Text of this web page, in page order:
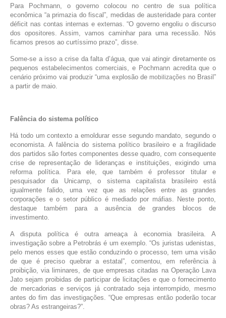
Para Pochmann, o governo colocou no centro de sua política
econômica “a primazia do fiscal”, medidas de austeridade para conter
déficit nas contas internas e externas. “O governo engoliu o discurso
dos opositores. Assim, vamos caminhar para uma recessão. Nós
ficamos presos ao curtíssimo prazo”, disse.
Some-se a isso a crise da falta d’água, que vai atingir diretamente os
pequenos estabelecimentos comerciais, e Pochmann acredita que o
cenário próximo vai produzir “uma explosão demobilizações no Brasil”
a partir de maio.
Falência do sistema político
Há todo um contexto a emoldurar esse segundo mandato, segundo o
economista. A falência do sistema político brasileiro e a fragilidade
dos partidos são fortes componentes desse quadro, com consequente
crise de representação de lideranças e instituições, exigindo uma
reforma política. Para ele, que também é professor titular e
pesquisador da Unicamp, o sistema capitalista brasileiro está
igualmente falido, uma vez que as relações entre as grandes
corporações e o setor público é mediado por máfias. Neste ponto,
destaque também para a ausência de grandes blocos de
investimento.
A disputa política é outra ameaça à economia brasileira. A
investigação sobre a Petrobrás é um exemplo. “Os juristas udenistas,
pelo menos esses que estão conduzindo o processo, tem uma visão
de que é preciso quebrar a estatal”, comentou, em referência à
proibição, via liminares, de que empresas citadas na Operação Lava
Jato sejam proibidas de participar de licitações e que o fornecimento
de mercadorias e serviços já contratado seja interrompido, mesmo
antes do fim das investigações. “Que empresas então poderão tocar
obras? As estrangeiras?”.